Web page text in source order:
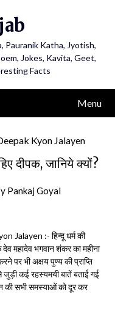
Pauranik Katha, Jyotish,
Jokes, Kavita, Geet,
Facts
Menu
दीपक, जानिये क्यों?
Pankaj Goyal
Jalayen :- हिन्दू धर्म की
देव महादेव भगवान शंकर का महीना
पर भी अक्षय पुण्य की प्राप्ति
जुड़ी कई रहस्यमयी बातें बताई गई
की सभी समस्याओं को दूर कर